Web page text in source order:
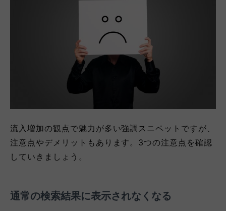
流入増加の観点で魅力が多い強調スニペットですが、
注意点やデメリットもあります。3つの注意点を確認
していきましょう。
通常の検索結果に表示されなくなる